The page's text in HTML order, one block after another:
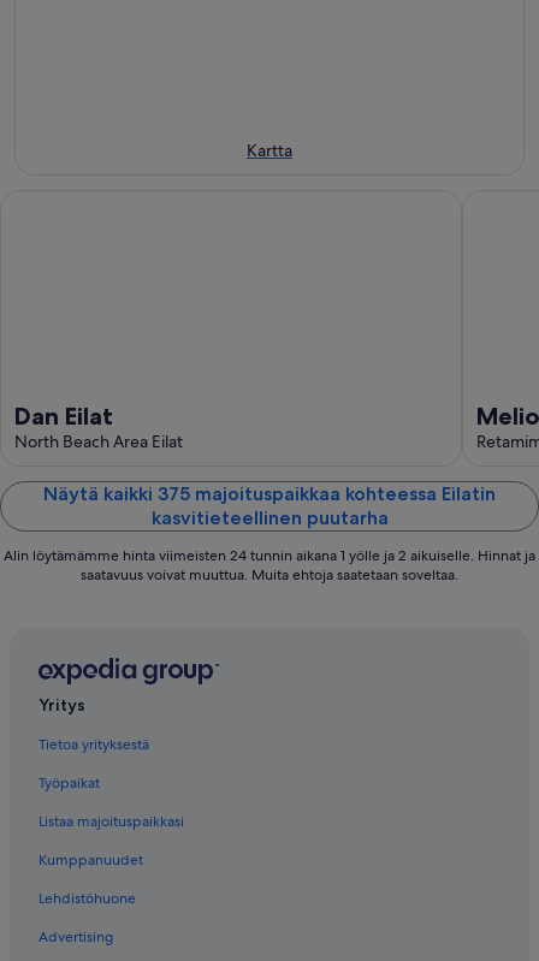
Kartta
Dan Eilat
North Beach Area Eilat
Näytä kaikki 375 majoituspaikkaa kohteessa Eilatin
kasvitieteellinen puutarha
Alin löytämämme hinta viimeisten 24 tunnin aikana 1 yölle ja 2 aikuiselle. Hinnat ja
saatavuus voivat muuttua. Muita ehtoja saatetaan soveltaa.
Yritys
Tietoa yrityksestä
Työpaikat
Listaa majoituspaikkasi
Kumppanuudet
Lehdistöhuone
Advertising